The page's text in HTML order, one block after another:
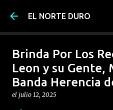
Ir al
EL NORTE DURO
Brinda Por Los
Leon y su
Banda Herencia
el julio 12, 2025